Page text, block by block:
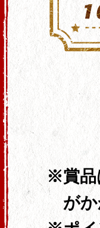
賞
が